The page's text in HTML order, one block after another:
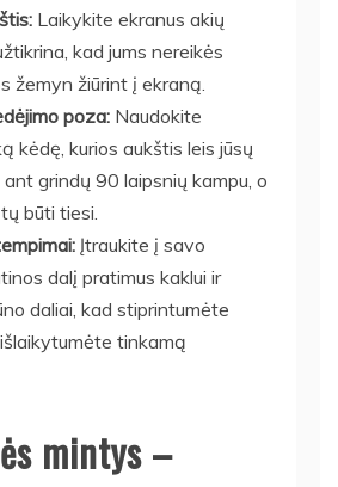
Laikykite ekranus akių
kad jums nereikės
žemyn žiūrint į ekraną.
poza: Naudokite
kėdę, kurios aukštis leis jūsų
grindų 90 laipsnių kampu, o
būti tiesi.
Įtraukite į savo
dalį pratimus kaklui ir
daliai, kad stiprintumėte
tinkamą
mintys –